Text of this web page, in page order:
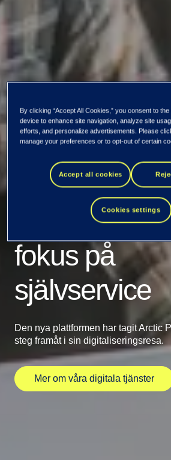
Arctic Paper:
Kundportal
fokus på
självservice
Den nya plattformen har tagit Arctic
steg framåt i sin digitaliseringsresa.
Mer om våra digitala tjänster
By clicking “Accept All Cookies,” you consent to
device to enhance site navigation, analyze site
efforts, and personalize advertisements. Please
manage your preferences or to opt-out of certain
Accept all cookies
Cookies settings